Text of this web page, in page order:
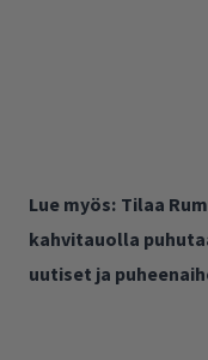
Lue myös: Tilaa
kahvitauolla
uutiset ja